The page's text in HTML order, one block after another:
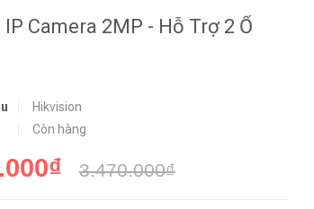
Camera 2MP - Hỗ Trợ 2 Ổ
Hikvision
Còn hàng
3.470.000₫